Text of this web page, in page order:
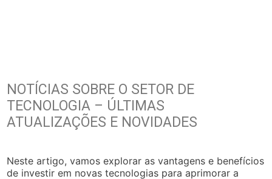
NOTÍCIAS SOBRE O SETOR DE
TECNOLOGIA – ÚLTIMAS
ATUALIZAÇÕES E NOVIDADES
Neste artigo, vamos explorar as vantagens e benefícios
de investir em novas tecnologias para aprimorar a